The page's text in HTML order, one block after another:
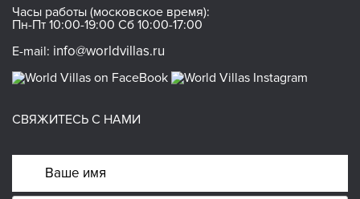
Часы работы (московское время):
Пн-Пт 10:00-19:00 Сб 10:00-17:00
E-mail: info@worldvillas.ru
СВЯЖИТЕСЬ С НАМИ